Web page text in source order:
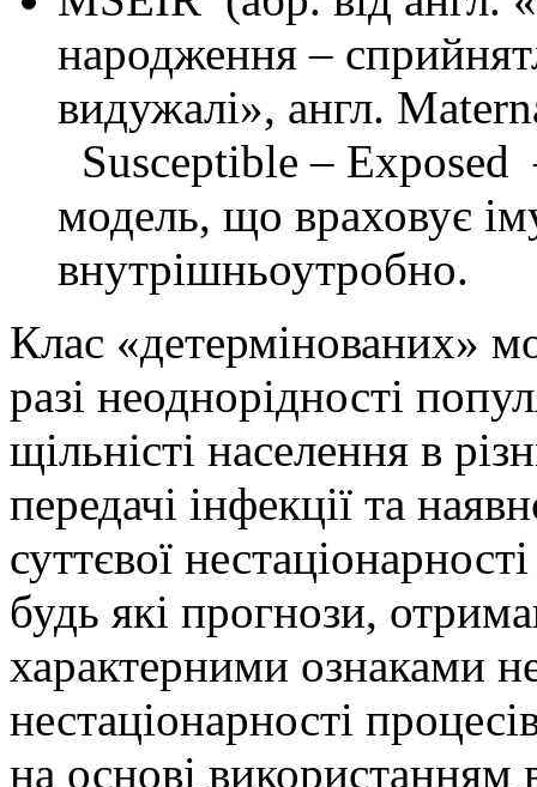
народження –
видужалі», англ.
Susceptible –
модель, що враховує
внутрішньоутробно.
Клас «детермінованих»
разі неоднорідності
щільністі населення в
передачі інфекції та
суттєвої
будь які прогнози,
характерними ознаками
нестаціонарності
на основі використанням